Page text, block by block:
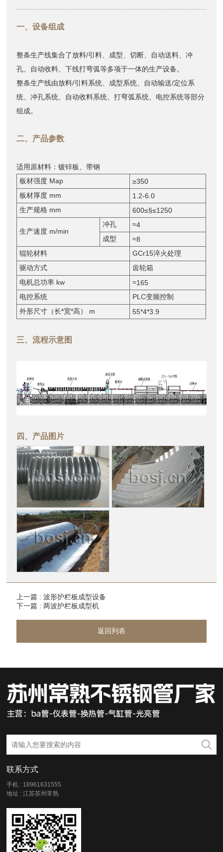
一、设备组成
整条生产线集合了放料/引料、成型、切断、自动送料、冲
孔、自动收料、下线打弯弧等多项于一体的生产设备。
整条生产线由放料/引料系统、成型系统、自动输送/定位系
统、冲孔系统、自动收料系统、打弯弧系统、电控系统等部分
组成。
二、产品参数
适用原材料：镀锌板、带钢
板材强度 Map
≥350
板材厚度 mm
1.2-6.0
生产规格 mm
600≤§≤1250
生产速度 m/min
冲孔
≈4
成型
≈8
辊轮材料
GCr15淬火处理
驱动方式
齿轮箱
电机总功率 kw
≈165
电控系统
PLC变频控制
外形尺寸（长*宽*高） m
55*4*3.9
三、流程示意图
四、产品图片
上一篇 : 波形护栏板成型设备
下一篇 : 两波护栏板成型机
返回列表
联系方式
手机 : 18961631555
地址 : 江苏苏州常熟